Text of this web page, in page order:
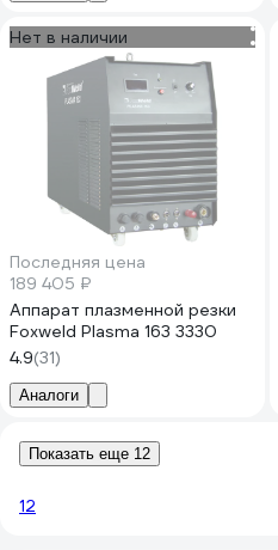
Нет в наличии
Последняя цена
189 405 ₽
Аппарат плазменной резки
Foxweld Plasma 163 3330
4.9(31)
Аналоги
Показать еще 12
12